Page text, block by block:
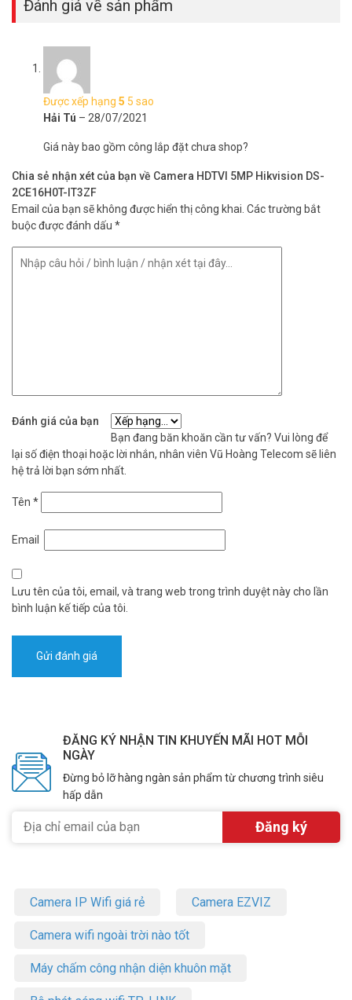
Đánh giá về sản phẩm
Được xếp hạng 5 5 sao
Hải Tú – 28/07/2021
Giá này bao gồm công lắp đặt chưa shop?
Chia sẻ nhận xét của bạn về Camera HDTVI 5MP Hikvision DS-
2CE16H0T-IT3ZF
Email của bạn sẽ không được hiển thị công khai. Các trường bắt
buộc được đánh dấu *
Đánh giá của bạn
Bạn đang băn khoăn cần tư vấn? Vui lòng để
lại số điện thoại hoặc lời nhắn, nhân viên Vũ Hoàng Telecom sẽ liên
hệ trả lời bạn sớm nhất.
Tên *
Email
Lưu tên của tôi, email, và trang web trong trình duyệt này cho lần
bình luận kế tiếp của tôi.
ĐĂNG KÝ NHẬN TIN KHUYẾN MÃI HOT MỖI
NGÀY
Đừng bỏ lỡ hàng ngàn sản phẩm từ chương trình siêu
hấp dẫn
Camera IP Wifi giá rẻ Camera EZVIZ
Camera wifi ngoài trời nào tốt
Máy chấm công nhận diện khuôn mặt